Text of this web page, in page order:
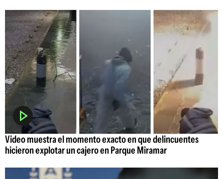
Video muestra el momento exacto en que delincuentes
hicieron explotar un cajero en Parque Miramar